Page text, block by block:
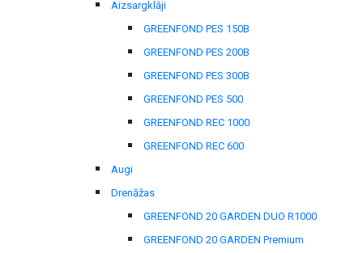
Aizsargklāji
GREENFOND PES 150B
GREENFOND PES 200B
GREENFOND PES 300B
GREENFOND PES 500
GREENFOND REC 1000
GREENFOND REC 600
Augi
Drenāžas
GREENFOND 20 GARDEN DUO R1000
GREENFOND 20 GARDEN Premium